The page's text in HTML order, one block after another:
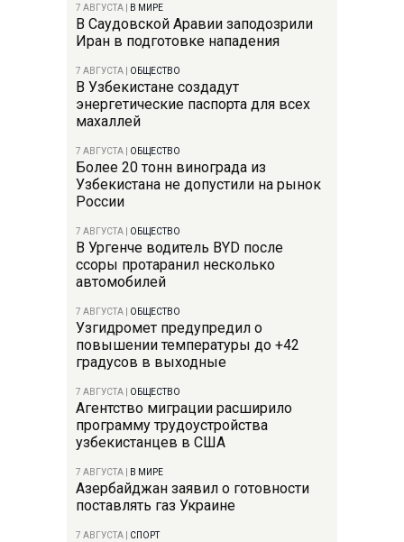
7 АВГУСТА В МИРЕ
В Саудовской Аравии заподозрили
Иран в подготовке нападения
7 АВГУСТА ОБЩЕСТВО
В Узбекистане создадут
энергетические паспорта для всех
махаллей
7 АВГУСТА ОБЩЕСТВО
Более 20 тонн винограда из
Узбекистана не допустили на рынок
России
7 АВГУСТА ОБЩЕСТВО
В Ургенче водитель BYD после
ссоры протаранил несколько
автомобилей
7 АВГУСТА ОБЩЕСТВО
Узгидромет предупредил о
повышении температуры до +42
градусов в выходные
7 АВГУСТА ОБЩЕСТВО
Агентство миграции расширило
программу трудоустройства
узбекистанцев в США
7 АВГУСТА В МИРЕ
Азербайджан заявил о готовности
поставлять газ Украине
7 АВГУСТА СПОРТ